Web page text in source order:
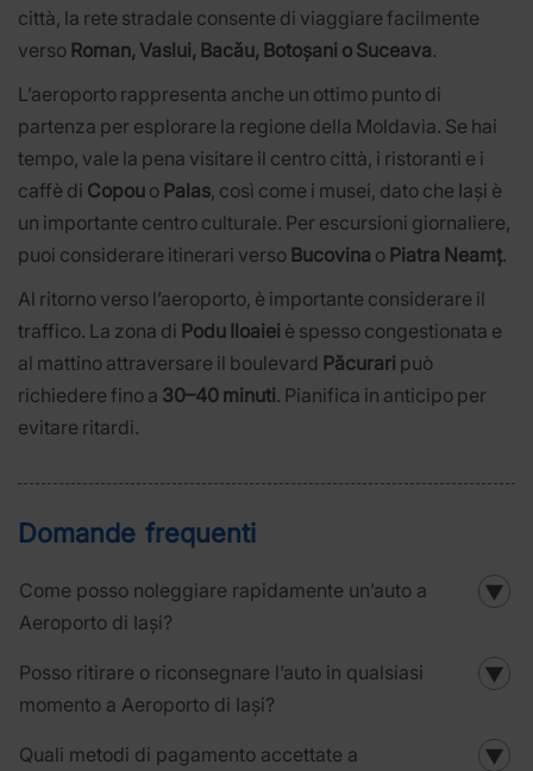
città, la rete stradale consente di viaggiare facilmente
verso Roman, Vaslui, Bacău, Botoșani o Suceava.
L’aeroporto rappresenta anche un ottimo punto di
partenza per esplorare la regione della Moldavia. Se hai
tempo, vale la pena visitare il centro città, i ristoranti e i
caffè di Copou o Palas, così come i musei, dato che Iași è
un importante centro culturale. Per escursioni giornaliere,
puoi considerare itinerari verso Bucovina o Piatra Neamț.
Al ritorno verso l’aeroporto, è importante considerare il
traffico. La zona di Podu Iloaiei è spesso congestionata e
al mattino attraversare il boulevard Păcurari può
richiedere fino a 30–40 minuti. Pianifica in anticipo per
evitare ritardi.
Domande frequenti
Come posso noleggiare rapidamente un’auto a
Aeroporto di Iași?
▼
Posso ritirare o riconsegnare l’auto in qualsiasi
momento a Aeroporto di Iași?
▼
Quali metodi di pagamento accettate a
▼